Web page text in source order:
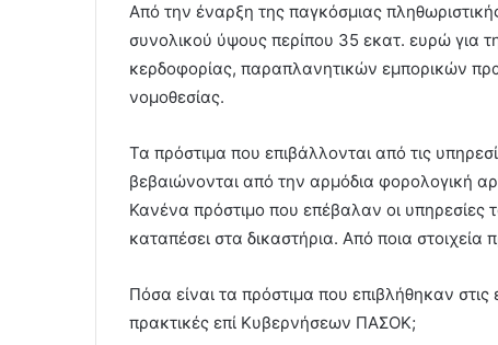
Από την έναρξη της παγκόσμιας
συνολικού ύψους περίπου 35 εκατ. ευρώ για
κερδοφορίας, παραπλανητικών εμπορικών
νομοθεσίας.
Τα πρόστιμα που επιβάλλονται από τις
βεβαιώνονται από την αρμόδια φορολογική
Κανένα πρόστιμο που επέβαλαν οι υπηρεσίες
καταπέσει στα δικαστήρια. Από ποια
Πόσα είναι τα πρόστιμα που επιβλήθηκαν στις
πρακτικές επί Κυβερνήσεων ΠΑΣΟΚ;